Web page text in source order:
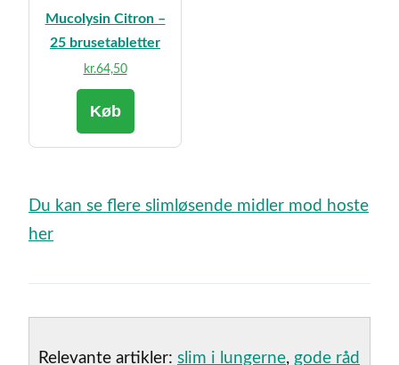
Mucolysin Citron –
25 brusetabletter
kr.64,50
Køb
Du kan se flere slimløsende midler mod hoste
her
Relevante artikler: slim i lungerne, gode råd